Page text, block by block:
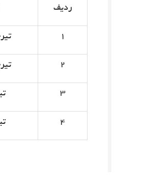
ردیف
۱
۲
۳
۴